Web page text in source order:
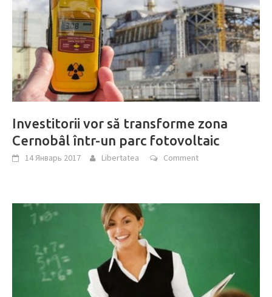
Investitorii vor să transforme zona
Cernobâl într-un parc fotovoltaic
14 Январь 2017 Libertatea Comment